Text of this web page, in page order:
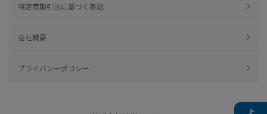
特定商取引法に基づく表記
会社概要
プライバシーポリシー